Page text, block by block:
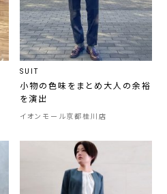
SUIT
小物の色味をまとめ大人の余裕
を演出
イオンモール京都桂川店